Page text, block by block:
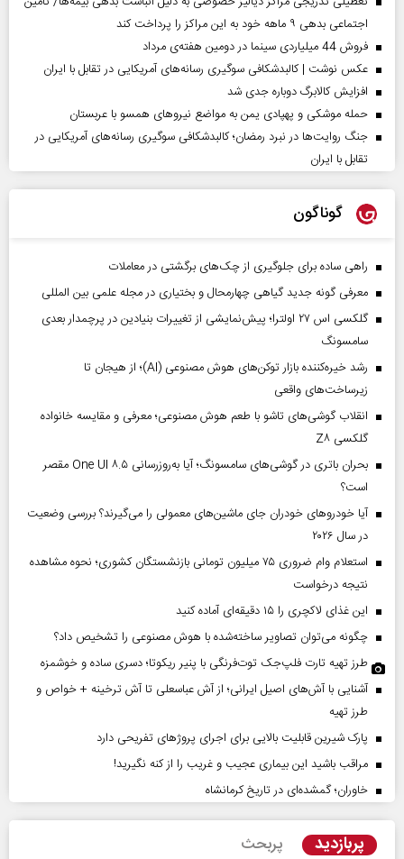
اجتماعی بدهی ۹ ماهه خود به این مراکز را پرداخت کند
فروش 44 میلیاردی سینما در دومین هفته‌ی مرداد
عکس نوشت | کالبدشکافی سوگیری رسانه‌های آمریکایی در تقابل با ایران
افزایش کالابرگ دوباره جدی شد
حمله موشکی و پهپادی یمن به مواضع نیروهای همسو با عربستان
جنگ روایت‌ها در نبرد رمضان؛ کالبدشکافی سوگیری رسانه‌های آمریکایی در
تقابل با ایران
گوناگون
راهی ساده برای جلوگیری از چک‌های برگشتی در معاملات
معرفی گونه جدید گیاهی چهارمحال و بختیاری در مجله علمی بین المللی
گلکسی اس ۲۷ اولترا؛ پیش‌نمایشی از تغییرات بنیادین در پرچمدار بعدی
سامسونگ
رشد خیره‌کننده بازار توکن‌های هوش مصنوعی (AI)؛ از هیجان تا
زیرساخت‌های واقعی
انقلاب گوشی‌های تاشو‌ با طعم هوش مصنوعی؛ معرفی و مقایسه خانواده
گلکسی Z۸
بحران باتری در گوشی‌های سامسونگ؛ آیا به‌روزرسانی One UI ۸.۵ مقصر
است؟
آیا خودروهای خودران جای ماشین‌های معمولی را می‌گیرند؟ بررسی وضعیت
در سال ۲۰۲۶
استعلام وام ضروری ۷۵ میلیون تومانی بازنشستگان کشوری؛ نحوه مشاهده
نتیجه درخواست
این غذای لاکچری را ۱۵ دقیقه‌ای آماده کنید
چگونه می‌توان تصاویر ساخته‌شده با هوش مصنوعی را تشخیص داد؟
طرز تهیه تارت فلپ‌جک توت‌فرنگی با پنیر ریکوتا؛ دسری ساده و خوشمزه
آشنایی با آش‌های اصیل ایرانی؛ از آش عباسعلی تا آش ترخینه + خواص و
طرز تهیه
پارک شیرین قابلیت‌ بالایی برای اجرای پروژهای تفریحی دارد
مراقب باشید این بیماری عجیب و غریب را از کنه نگیرید!
خاوران؛ گمشده‌ای در تاریخ کرمانشاه
پربازدید پربحث